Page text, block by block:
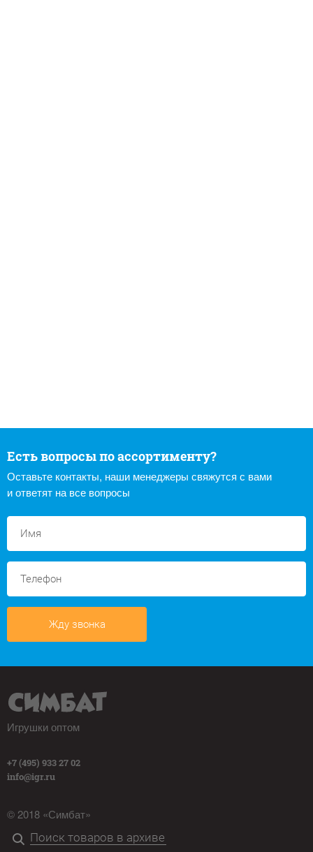
Есть вопросы по ассортименту?
Оставьте контакты, наши менеджеры свяжутся с вами
и ответят на все вопросы
Жду звонка
Игрушки оптом
+7 (495) 933 27 02
info@igr.ru
© 2018 «Симбат»